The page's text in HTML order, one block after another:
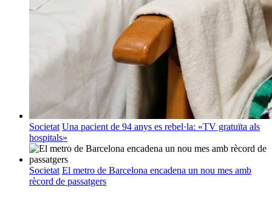
Societat Una pacient de 94 anys es rebel·la: «TV gratuïta als
hospitals»
Societat El metro de Barcelona encadena un nou mes amb
rècord de passatgers